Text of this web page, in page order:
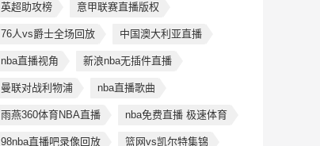
英超助攻榜 意甲联赛直播版权
76人vs爵士全场回放 中国澳大利亚直播
nba直播视角 新浪nba无插件直播
曼联对战利物浦 nba直播歌曲
雨燕360体育NBA直播 nba免费直播 极速体育
98nba直播吧录像回放 篮网vs凯尔特集锦